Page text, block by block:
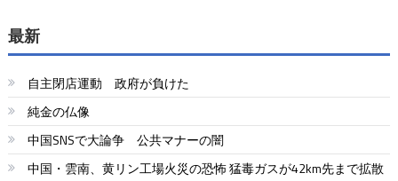
ナ
ビ
ゲ
ー
シ
最新
自主閉店運動 政府が負けた
純金の仏像
中国SNSで大論争 公共マナーの闇
中国・雲南、黄リン工場火災の恐怖 猛毒ガスが42km先まで拡散